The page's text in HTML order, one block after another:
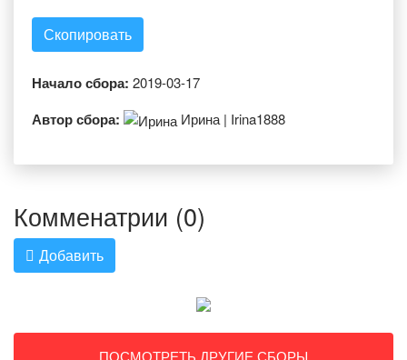
Скопировать
Начало сбора: 2019-03-17
Автор сбора: Ирина | Irina1888
Комменатрии (0)
Добавить
ПОСМОТРЕТЬ ДРУГИЕ СБОРЫ